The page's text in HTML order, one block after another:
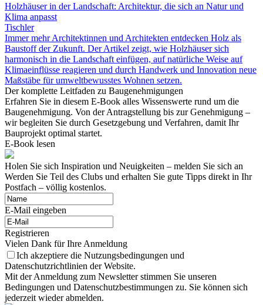
Holzhäuser in der Landschaft: Architektur, die sich an Natur und
Klima anpasst
Tischler
Immer mehr Architektinnen und Architekten entdecken Holz als
Baustoff der Zukunft. Der Artikel zeigt, wie Holzhäuser sich
harmonisch in die Landschaft einfügen, auf natürliche Weise auf
Klimaeinflüsse reagieren und durch Handwerk und Innovation neue
Maßstäbe für umweltbewusstes Wohnen setzen.
Der komplette Leitfaden zu Baugenehmigungen
Erfahren Sie in diesem E-Book alles Wissenswerte rund um die
Baugenehmigung. Von der Antragstellung bis zur Genehmigung –
wir begleiten Sie durch Gesetzgebung und Verfahren, damit Ihr
Bauprojekt optimal startet.
E-Book lesen
Holen Sie sich Inspiration und Neuigkeiten – melden Sie sich an
Werden Sie Teil des Clubs und erhalten Sie gute Tipps direkt in Ihr
Postfach – völlig kostenlos.
E-Mail eingeben
Registrieren
Vielen Dank für Ihre Anmeldung
Ich akzeptiere die Nutzungsbedingungen und
Datenschutzrichtlinien der Website.
Mit der Anmeldung zum Newsletter stimmen Sie unseren
Bedingungen und Datenschutzbestimmungen zu. Sie können sich
jederzeit wieder abmelden.